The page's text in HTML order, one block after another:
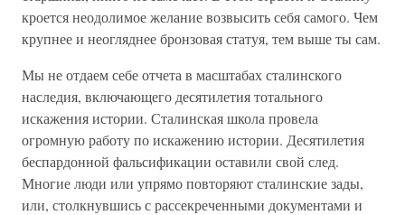
кроется неодолимое желание возвысить себя самого. Чем
крупнее и неогляднее бронзовая статуя, тем выше ты сам.
Мы не отдаем себе отчета в масштабах сталинского
наследия, включающего десятилетия тотального
искажения истории. Сталинская школа провела
огромную работу по искажению истории. Десятилетия
беспардонной фальсификации оставили свой след.
Многие люди или упрямо повторяют сталинские зады,
или, столкнувшись с рассекреченными документами и